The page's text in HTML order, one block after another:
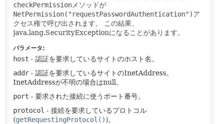
checkPermission メソッドが
NetPermission("requestPasswordAuthentication")ア
クセス権で呼び出されます。
この結果、
java.lang.SecurityExceptionになることがあります。
パラメータ:
host - 認証を要求しているサイトのホスト名。
addr - 認証を要求しているサイトのInetAddress。
InetAddressが不明の場合はnull。
port - 要求された接続に使うポート番号。
protocol - 接続を要求しているプロトコル
(getRequestingProtocol())。